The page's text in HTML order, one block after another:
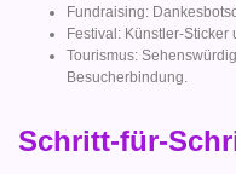
Fundraising:
Festival: Künstler-Sticker
Tourismus:
Besucherbindung.
Schritt-für-